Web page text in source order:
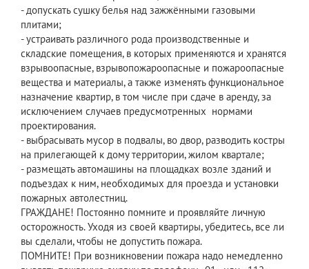
- допускать сушку белья над зажжёнными газовыми
плитами;
- устраивать различного рода производственные и
складские помещения, в которых применяются и хранятся
взрывоопасные, взрывопожароопасные и пожароопасные
вещества и материалы, а также изменять функциональное
назначение квартир, в том числе при сдаче в аренду, за
исключением случаев предусмотренных нормами
проектирования.
- выбрасывать мусор в подвалы, во двор, разводить костры
на прилегающей к дому территории, жилом квартале;
- размещать автомашины на площадках возле зданий и
подъездах к ним, необходимых для проезда и установки
пожарных автолестниц.
ГРАЖДАНЕ! Постоянно помните и проявляйте личную
осторожность. Уходя из своей квартиры, убедитесь, все ли
вы сделали, чтобы не допустить пожара.
ПОМНИТЕ! При возникновении пожара надо немедленно